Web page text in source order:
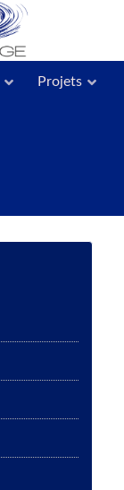
Projets